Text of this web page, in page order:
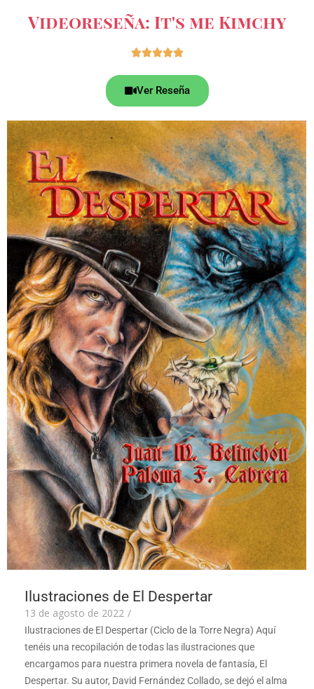
Videoreseña: It's me Kimchy

Ver Reseña
Ilustraciones de El Despertar
13 de agosto de 2022 /
Ilustraciones de El Despertar (Ciclo de la Torre Negra) Aquí
tenéis una recopilación de todas las ilustraciones que
encargamos para nuestra primera novela de fantasía, El
Despertar. Su autor, David Fernández Collado, se dejó el alma